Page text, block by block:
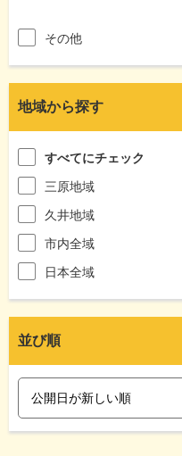
その他
地域から探す
すべてにチェック
三原地域
久井地域
市内全域
日本全域
並び順